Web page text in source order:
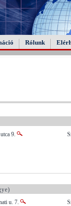
Rólunk
9.
u. 7.